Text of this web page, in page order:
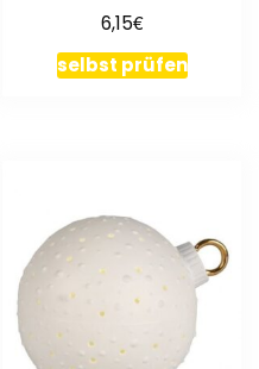
6,15€
selbst prüfen